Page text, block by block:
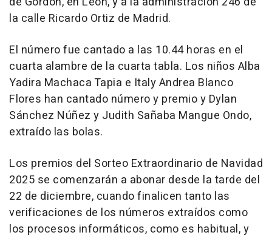
la calle Ricardo Ortiz de Madrid.
El número fue cantado a las 10.44 horas en el
cuarta alambre de la cuarta tabla. Los niños Alba
Yadira Machaca Tapia e Italy Andrea Blanco
Flores han cantado número y premio y Dylan
Sánchez Núñez y Judith Sañaba Mangue Ondo,
extraído las bolas.
Los premios del Sorteo Extraordinario de Navidad
2025 se comenzarán a abonar desde la tarde del
22 de diciembre, cuando finalicen tanto las
verificaciones de los números extraídos como
los procesos informáticos, como es habitual, y